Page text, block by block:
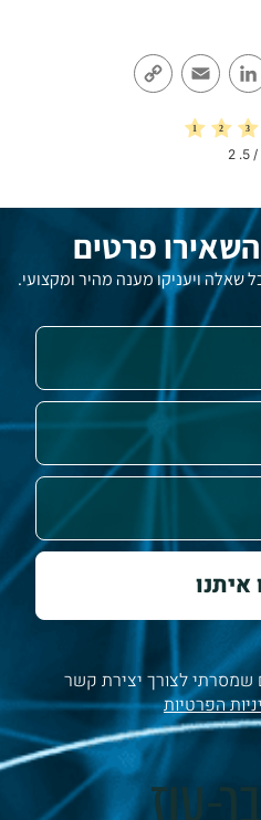
LinkedIn
Email
/ 5.
2
פרטים
שאלה ויעניקו מענה מהיר ומקצועי.
לצורך יצירת קשר
הפרטיות
איתנו